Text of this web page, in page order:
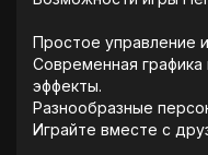
Простое управление
Современная
эффекты.
Разнообразные
Играйте вместе с